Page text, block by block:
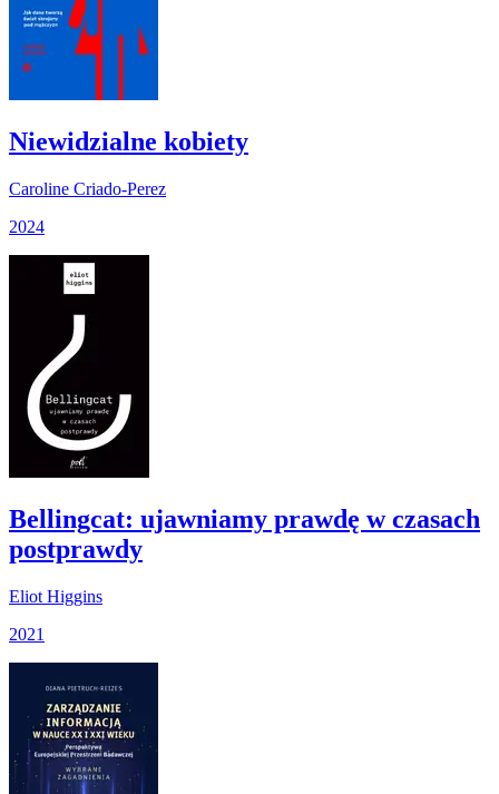
Niewidzialne kobiety
Caroline Criado-Perez
2024
Bellingcat: ujawniamy prawdę w czasach
postprawdy
Eliot Higgins
2021